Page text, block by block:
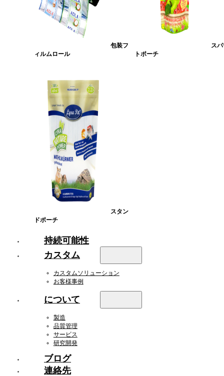
包装フ
ィルムロール
ス
トポーチ
スタン
ドポーチ
持続可能性
カスタム
カスタムソリューション
お客様事例
について
製造
品質管理
サービス
研究開発
ブログ
連絡先